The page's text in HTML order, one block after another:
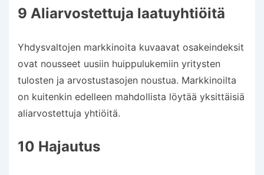
9 Aliarvostettuja laatuyhtiöitä
Yhdysvaltojen markkinoita kuvaavat osakeindeksit
ovat nousseet uusiin huippulukemiin yritysten
tulosten ja arvostustasojen noustua. Markkinoilta
on kuitenkin edelleen mahdollista löytää yksittäisiä
aliarvostettuja yhtiöitä.
10 Hajautus